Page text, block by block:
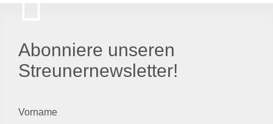
Abonniere unseren
Streunernewsletter!
Vorname